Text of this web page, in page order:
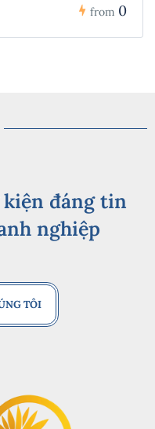
from 0
đáng tin
nghiệp
TÔI